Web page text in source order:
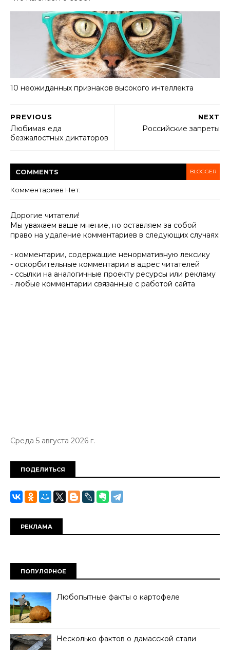
10 неожиданных признаков высокого интеллекта
NEXT
Российские запреты
PREVIOUS
Любимая еда
безжалостных диктаторов
COMMENTS BLOGGER
Комментариев Нет:
Дорогие читатели!
Мы уважаем ваше мнение, но оставляем за собой
право на удаление комментариев в следующих случаях:
- комментарии, содержащие ненормативную лексику
- оскорбительные комментарии в адрес читателей
- ссылки на аналогичные проекту ресурсы или рекламу
- любые комментарии связанные с работой сайта
Среда 5 августа 2026 г.
ПОДЕЛИТЬСЯ
РЕКЛАМА
ПОПУЛЯРНОЕ
Любопытные факты о картофеле
Несколько фактов о дамасской стали